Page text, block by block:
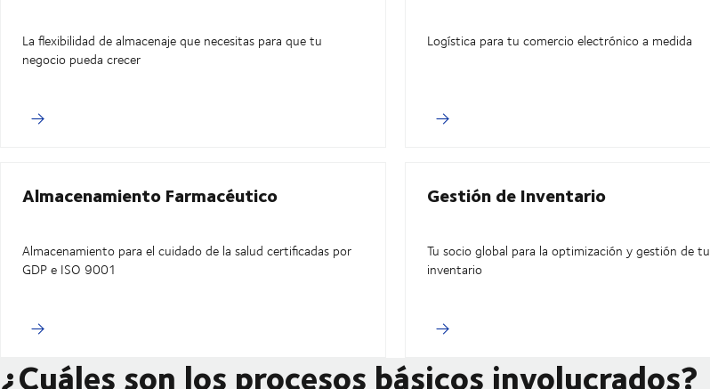
La flexibilidad de almacenaje que necesitas para que tu
negocio pueda crecer
Logística para tu comercio electrónico a medida
Almacenamiento Farmacéutico
Almacenamiento para el cuidado de la salud certificadas por
GDP e ISO 9001
Gestión de Inventario
Tu socio global para la optimización y gestión de tu
inventario
¿Cuáles son los procesos básicos involucrados?